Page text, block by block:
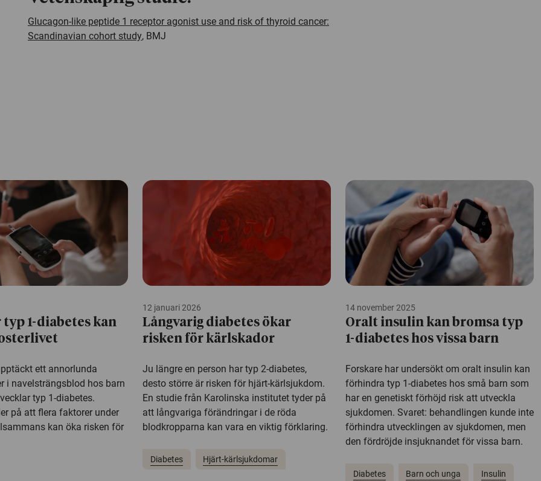
Glucagon-like peptide 1 receptor agonist use and risk of thyroid cancer:
Scandinavian cohort study, BMJ
1-diabetes kan
ett annorlunda
i navelsträngsblod hos barn
typ 1-diabetes.
på att flera faktorer under
kan öka risken för
12 januari 2026
Långvarig diabetes ökar
risken för kärlskador
Ju längre en person har typ 2-diabetes,
desto större är risken för hjärt-kärlsjukdom.
En studie från Karolinska institutet tyder på
att långvariga förändringar i de röda
blodkropparna kan vara en viktig förklaring.
Diabetes Hjärt-kärlsjukdomar
14 november 2025
Oralt insulin kan bromsa typ
1-diabetes hos vissa barn
Forskare har undersökt om oralt insulin kan
förhindra typ 1-diabetes hos små barn som
har en genetiskt förhöjd risk att utveckla
sjukdomen. Svaret: behandlingen kunde inte
förhindra utvecklingen av sjukdomen, men
den fördröjde insjuknandet för vissa barn.
Diabetes Barn och unga Insulin